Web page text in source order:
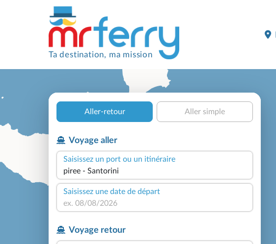
Ta destination, ma mission
Aller-retour Aller simple
Voyage aller
Saisissez un port ou un itinéraire
Saisissez une date de départ
Voyage retour